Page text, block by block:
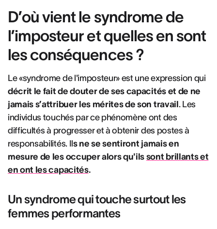
D’où vient le syndrome de
l’imposteur et quelles en sont
les conséquences ?
Le «syndrome de l'imposteur» est une expression qui
décrit le fait de douter de ses capacités et de ne
jamais s’attribuer les mérites de son travail. Les
individus touchés par ce phénomène ont des
difficultés à progresser et à obtenir des postes à
responsabilités. Ils ne se sentiront jamais en
mesure de les occuper alors qu'ils sont brillants et
en ont les capacités.
Un syndrome qui touche surtout les
femmes performantes